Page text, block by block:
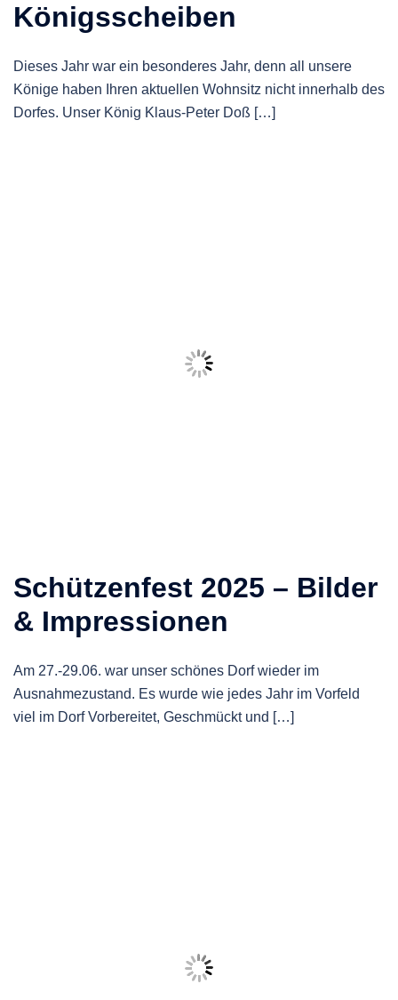
Königsscheiben
Dieses Jahr war ein besonderes Jahr, denn all unsere
Könige haben Ihren aktuellen Wohnsitz nicht innerhalb des
Dorfes. Unser König Klaus-Peter Doß […]
Schützenfest 2025 – Bilder
& Impressionen
Am 27.-29.06. war unser schönes Dorf wieder im
Ausnahmezustand. Es wurde wie jedes Jahr im Vorfeld
viel im Dorf Vorbereitet, Geschmückt und […]